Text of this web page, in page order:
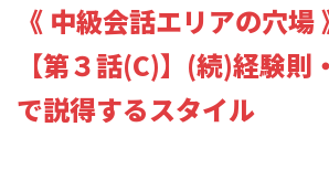
《 中級会話エリアの穴場
【第３話(C)】(続)経験則
で説得するスタイル